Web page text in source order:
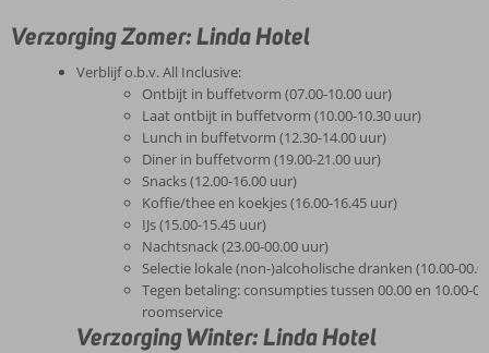
Verzorging Zomer: Linda Hotel
Verblijf o.b.v. All Inclusive:
Ontbijt in buffetvorm (07.00-10.00 uur)
Laat ontbijt in buffetvorm (10.00-10.30 uur)
Lunch in buffetvorm (12.30-14.00 uur)
Diner in buffetvorm (19.00-21.00 uur)
Snacks (12.00-16.00 uur)
Koffie/thee en koekjes (16.00-16.45 uur)
IJs (15.00-15.45 uur)
Nachtsnack (23.00-00.00 uur)
Selectie lokale (non-)alcoholische dranken (10.00-
Tegen betaling: consumpties tussen 00.00 en 10.00-
roomservice
Verzorging Winter: Linda Hotel